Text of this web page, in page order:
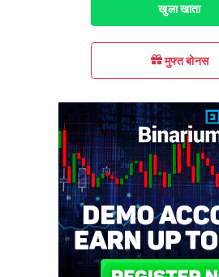
खुला खाता
मुफ्त बोनस